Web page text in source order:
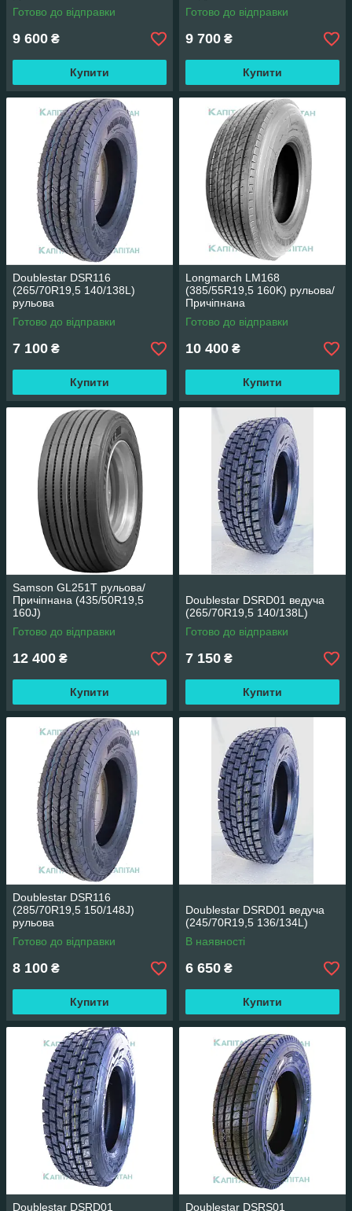
Готово до відправки
9 600 ₴
Купити
Готово до відправки
9 700 ₴
Купити
Doublestar DSR116
(265/70R19,5 140/138L)
рульова
Готово до відправки
7 100 ₴
Купити
Longmarch LM168
(385/55R19,5 160K) рульова/
Причіпнана
Готово до відправки
10 400 ₴
Купити
Samson GL251T рульова/
Причіпнана (435/50R19,5
160J)
Готово до відправки
12 400 ₴
Купити
Doublestar DSRD01 ведуча
(265/70R19,5 140/138L)
Готово до відправки
7 150 ₴
Купити
Doublestar DSR116
(285/70R19,5 150/148J)
рульова
Готово до відправки
8 100 ₴
Купити
Doublestar DSRD01 ведуча
(245/70R19,5 136/134L)
В наявності
6 650 ₴
Купити
Doublestar DSRD01 Doublestar DSRS01